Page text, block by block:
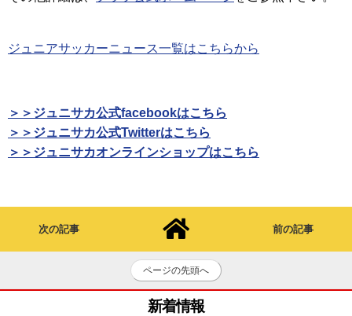
ジュニアサッカーニュース一覧はこちらから
＞＞ジュニサカ公式facebookはこちら
＞＞ジュニサカ公式Twitterはこちら
＞＞ジュニサカオンラインショップはこちら
次の記事 前の記事
ページの先頭へ
新着情報